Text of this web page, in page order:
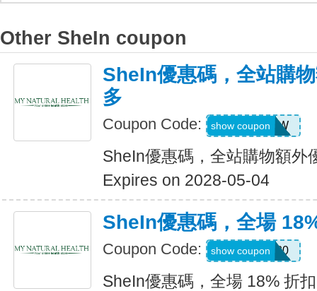
Other SheIn coupon
SheIn優惠碼，全站購
多
Coupon Code: US04184W
show coupon
SheIn優惠碼，全站購物額外
Expires on 2028-05-04
SheIn優惠碼，全場
Coupon Code: JULY0B20
show coupon
SheIn優惠碼，全場 18% 折扣